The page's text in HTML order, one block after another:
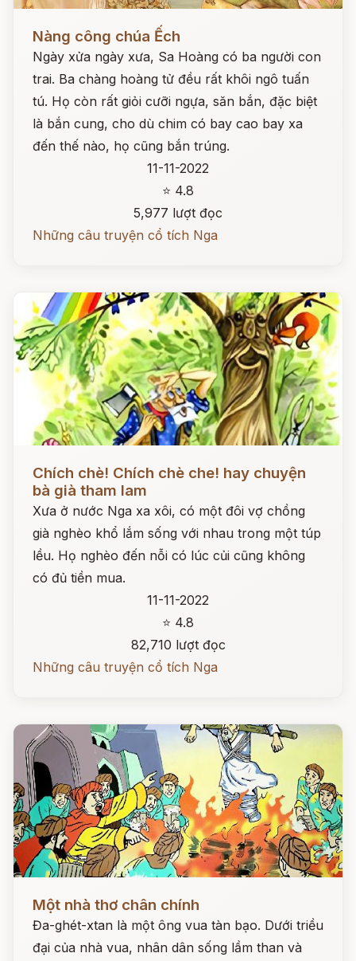
Nàng công chúa Ếch
Ngày xửa ngày xưa, Sa Hoàng có ba người con
trai. Ba chàng hoàng tử đều rất khôi ngô tuấn
tú. Họ còn rất giỏi cưỡi ngựa, săn bắn, đặc biệt
là bắn cung, cho dù chim có bay cao bay xa
đến thế nào, họ cũng bắn trúng.
11-11-2022
⭐ 4.8
5,977 lượt đọc
Những câu truyện cổ tích Nga
Chích chè! Chích chè che! hay chuyện
bà già tham lam
Xưa ở nước Nga xa xôi, có một đôi vợ chồng
già nghèo khổ lắm sống với nhau trong một túp
lều. Họ nghèo đến nỗi có lúc củi cũng không
có đủ tiền mua.
11-11-2022
⭐ 4.8
82,710 lượt đọc
Những câu truyện cổ tích Nga
Một nhà thơ chân chính
Đa-ghét-xtan là một ông vua tàn bạo. Dưới triều
đại của nhà vua, nhân dân sống lầm than và